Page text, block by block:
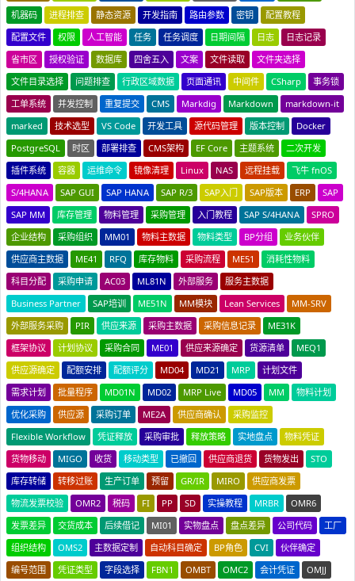
机器码
进程排查 静态资源 开发指南 路由参数 密钥
配置教程
配置文件
权限 人工智能 任务 任务调度 日期间隔 日志
日志记录
省市区
授权验证 数据库 四舍五入 文案 文件读取
文件夹选择
文件目录选择
问题排查 行政区域数据 页面通讯 中间件 CSharp
事务锁
工单系统
并发控制 重复提交 CMS Markdig Markdown
markdown-it
marked
技术选型 VS Code 开发工具 源代码管理 版本控制
Docker
PostgreSQL
时区 部署排查 CMS架构 EF Core 主题系统
二次开发
插件系统
容器 运维命令 镜像清理 Linux NAS 远程挂载
飞牛 fnOS
S/4HANA
SAP GUI SAP HANA SAP R/3 SAP入门 SAP版本 ERP
SAP
SAP MM
库存管理 物料管理 采购管理 入门教程 SAP S/4HANA
SPRO
企业结构
采购组织 MM01 物料主数据 物料类型 BP分组
业务伙伴
供应商主数据
ME41 RFQ 库存物料 采购流程 ME51
消耗性物料
科目分配
采购申请 AC03 ML81N 外部服务
服务主数据
Business Partner
SAP培训 ME51N MM模块 Lean Services
MM-SRV
外部服务采购
PIR 供应来源 采购主数据 采购信息记录
ME31K
框架协议
计划协议 采购合同 ME01 供应来源确定 货源清单
MEQ1
供应源确定
配额安排 配额评分 MD04 MD21 MRP
计划文件
需求计划
批量程序 MD01N MD02 MRP Live MD05 MM
物料计划
优化采购
供应源 采购订单 ME2A 供应商确认
采购监控
Flexible Workflow
凭证释放 采购审批 释放策略 实地盘点
物料凭证
货物移动
MIGO 收货 移动类型 已撤回 供应商退货 货物发出
STO
库存转储
转移过账 生产订单 预留 GR/IR MIRO
供应商发票
物流发票校验
OMR2 税码 FI PP SD 实操教程 MRBR
OMR6
发票差异
交货成本 后续借记 MI01 实物盘点 盘点差异 公司代码
工厂
组织结构
OMS2 主数据定制 自动科目确定 BP角色 CVI
伙伴确定
编号范围
凭证类型 字段选择 FBN1 OMBT OMC2 会计凭证
OMJJ